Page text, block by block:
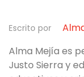
de
Escrito por
Alma Mejía es
Justo Sierra y